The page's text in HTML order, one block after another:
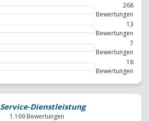
268
Bewertungen
13
Bewertungen
7
Bewertungen
18
Bewertungen
Service-Dienstleistung
1.169 Bewertungen